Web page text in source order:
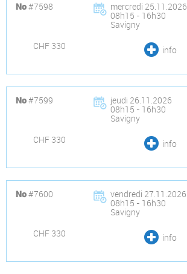
No#7598 mercredi 25.11.2026
08h15 - 16h30
Savigny
CHF 330
info
No#7599 jeudi 26.11.2026
08h15 - 16h30
Savigny
CHF 330
info
No#7600 vendredi 27.11.2026
08h15 - 16h30
Savigny
CHF 330
info